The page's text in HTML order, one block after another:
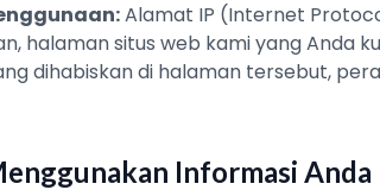
Alamat IP (Internet
halaman situs web kami yang Anda
dihabiskan di halaman tersebut,
Informasi Anda